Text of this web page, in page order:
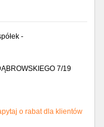
-
7/19
o rabat dla klientów